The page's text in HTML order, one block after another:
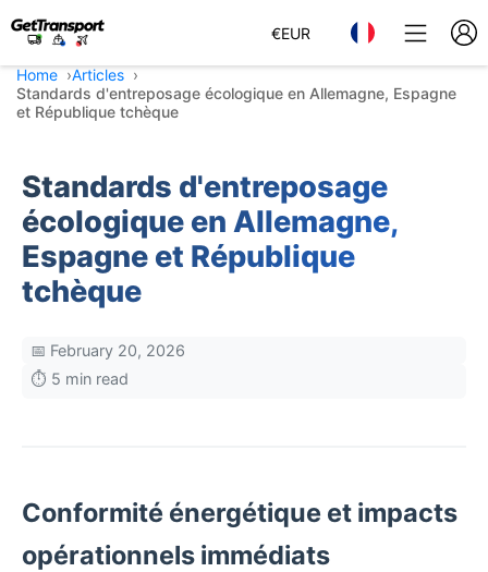
€EUR
Home
Articles
Standards d'entreposage écologique en Allemagne, Espagne
et République tchèque
Standards d'entreposage
écologique en Allemagne,
Espagne et République
tchèque
📅 February 20, 2026
⏱️ 5 min read
Conformité énergétique et impacts
opérationnels immédiats